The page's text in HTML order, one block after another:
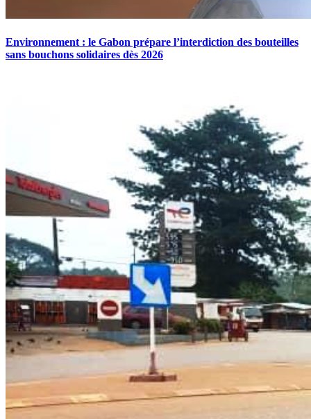
Environnement : le Gabon prépare l’interdiction des bouteilles
sans bouchons solidaires dès 2026